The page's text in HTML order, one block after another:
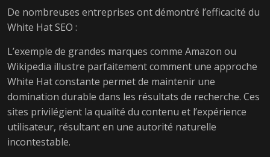
De nombreuses entreprises ont démontré l’efficacité du
White Hat SEO :
L’exemple de grandes marques comme Amazon ou
Wikipedia illustre parfaitement comment une approche
White Hat constante permet de maintenir une
domination durable dans les résultats de recherche. Ces
sites privilégient la qualité du contenu et l’expérience
utilisateur, résultant en une autorité naturelle
incontestable.